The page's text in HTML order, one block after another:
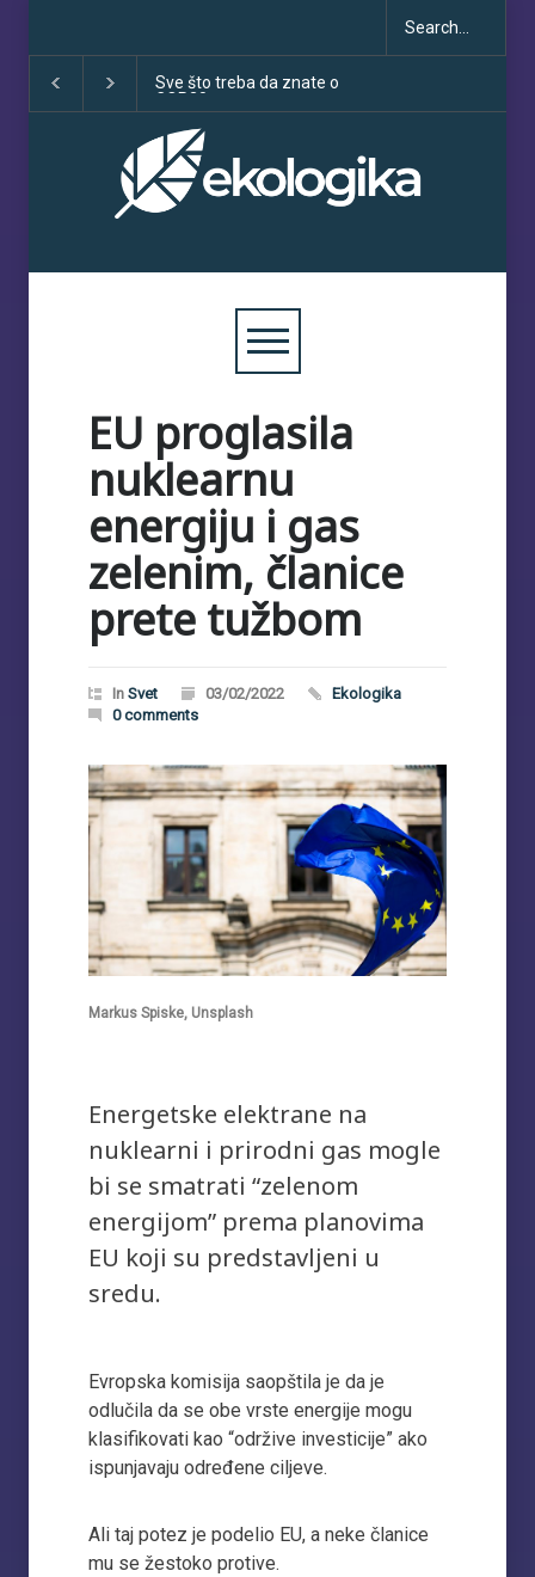
što treba da znate o
Klimatske dezinformacije u
obećanja i
EU proglasila
nuklearnu
energiju i gas
zelenim, članice
prete tužbom
In Svet 03/02/2022
Ekologika
0 comments
Markus Spiske, Unsplash
Energetske elektrane na
nuklearni i prirodni gas mogle
bi se smatrati “zelenom
energijom” prema planovima
EU koji su predstavljeni u
sredu.
Evropska komisija saopštila je da je
odlučila da se obe vrste energije mogu
klasifikovati kao “održive investicije” ako
ispunjavaju određene ciljeve.
Ali taj potez je podelio EU, a neke članice
mu se žestoko protive.